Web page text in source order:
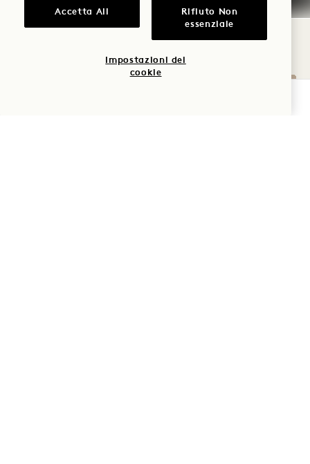
ALTRE STANZE CHE
POTREBBERO PIACERVI
Accetta All
Rifiuto Non
essenziale
Impostazioni dei
cookie